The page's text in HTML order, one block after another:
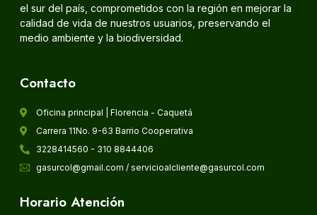
el sur del país, comprometidos con la región en mejorar la
calidad de vida de nuestros usuarios, preservando el
medio ambiente y la biodiversidad.
Contacto
Oficina principal | Florencia - Caquetá
Carrera 11No. 9-63 Barrio Cooperativa
3228414560 - 310 8844406
gasurcol@gmail.com / servicioalcliente@gasurcol.com
Horario Atención